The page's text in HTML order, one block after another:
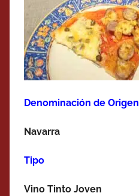
Denominación de Origen
Navarra
Tipo
Vino Tinto Joven